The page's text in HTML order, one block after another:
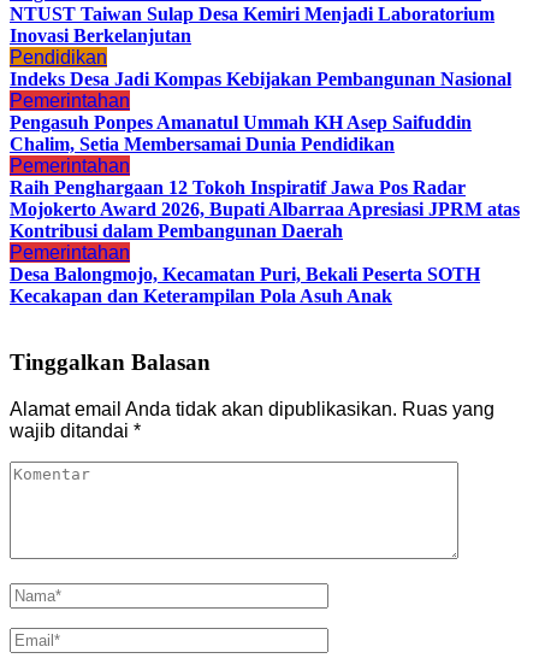
NTUST Taiwan Sulap Desa Kemiri Menjadi Laboratorium
Inovasi Berkelanjutan
Pendidikan
Indeks Desa Jadi Kompas Kebijakan Pembangunan Nasional
Pemerintahan
Pengasuh Ponpes Amanatul Ummah KH Asep Saifuddin
Chalim, Setia Membersamai Dunia Pendidikan
Pemerintahan
Raih Penghargaan 12 Tokoh Inspiratif Jawa Pos Radar
Mojokerto Award 2026, Bupati Albarraa Apresiasi JPRM atas
Kontribusi dalam Pembangunan Daerah
Pemerintahan
Desa Balongmojo, Kecamatan Puri, Bekali Peserta SOTH
Kecakapan dan Keterampilan Pola Asuh Anak
Tinggalkan Balasan
Alamat email Anda tidak akan dipublikasikan. Ruas yang
wajib ditandai *